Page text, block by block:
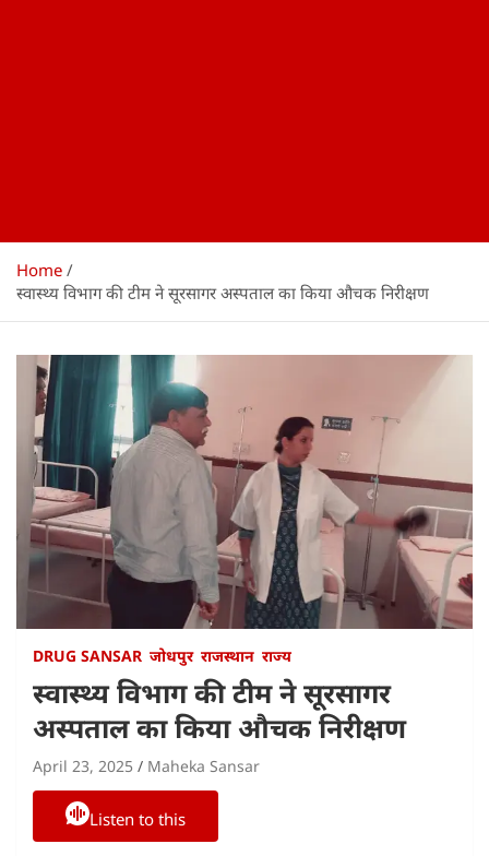
Home
स्वास्थ्य विभाग की टीम ने सूरसागर अस्पताल का किया औचक निरीक्षण
DRUG SANSAR जोधपुर राजस्थान राज्य
स्वास्थ्य विभाग की टीम ने सूरसागर
अस्पताल का किया औचक निरीक्षण
April 23, 2025 Maheka Sansar
Listen to this